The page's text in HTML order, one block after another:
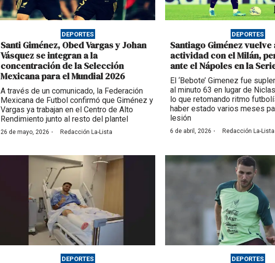
DEPORTES
Santi Giménez, Obed Vargas y Johan
Vásquez se integran a la
concentración de la Selección
Mexicana para el Mundial 2026
A través de un comunicado, la Federación
Mexicana de Futbol confirmó que Giménez y
Vargas ya trabajan en el Centro de Alto
Rendimiento junto al resto del plantel
26 de mayo, 2026 · Redacción La-Lista
DEPORTES
Santiago Giménez vuelve
actividad con el Milán,
ante el Nápoles en la
El ‘Bebote’ Gimenez fue
al minuto 63 en lugar de
lo que retomando ritmo
haber estado varios meses
lesión
6 de abril, 2026 · Redacción La-Lista
DEPORTES DEPORTES